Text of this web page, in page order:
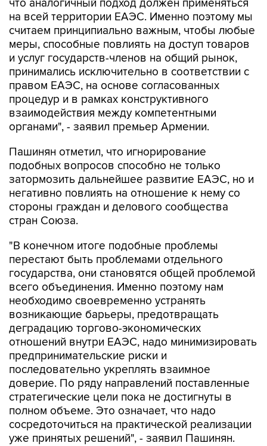
что аналогичный подход должен применяться
на всей территории ЕАЭС. Именно поэтому мы
считаем принципиально важным, чтобы любые
меры, способные повлиять на доступ товаров
и услуг государств-членов на общий рынок,
принимались исключительно в соответствии с
правом ЕАЭС, на основе согласованных
процедур и в рамках конструктивного
взаимодействия между компетентными
органами", - заявил премьер Армении.
Пашинян отметил, что игнорирование
подобных вопросов способно не только
затормозить дальнейшее развитие ЕАЭС, но и
негативно повлиять на отношение к нему со
стороны граждан и делового сообщества
стран Союза.
"В конечном итоге подобные проблемы
перестают быть проблемами отдельного
государства, они становятся общей проблемой
всего объединения. Именно поэтому нам
необходимо своевременно устранять
возникающие барьеры, предотвращать
деградацию торгово-экономических
отношений внутри ЕАЭС, надо минимизировать
предпринимательские риски и
последовательно укреплять взаимное
доверие. По ряду направлений поставленные
стратегические цели пока не достигнуты в
полном объеме. Это означает, что надо
сосредоточиться на практической реализации
уже принятых решений", - заявил Пашинян.